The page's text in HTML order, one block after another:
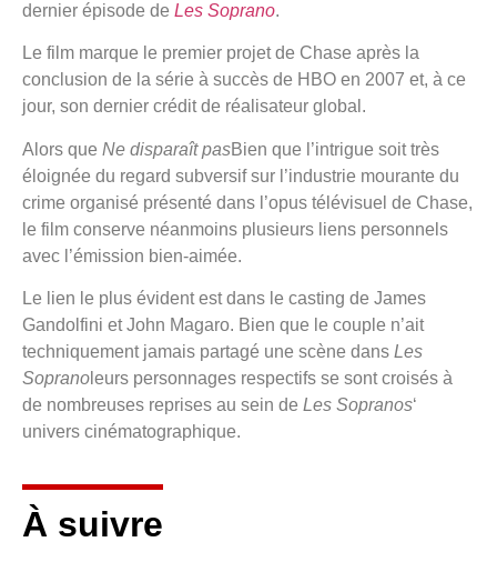
dernier épisode de Les Soprano.
Le film marque le premier projet de Chase après la
conclusion de la série à succès de HBO en 2007 et, à ce
jour, son dernier crédit de réalisateur global.
Alors que Ne disparaît pasBien que l’intrigue soit très
éloignée du regard subversif sur l’industrie mourante du
crime organisé présenté dans l’opus télévisuel de Chase,
le film conserve néanmoins plusieurs liens personnels
avec l’émission bien-aimée.
Le lien le plus évident est dans le casting de James
Gandolfini et John Magaro. Bien que le couple n’ait
techniquement jamais partagé une scène dans Les
Soprano leurs personnages respectifs se sont croisés à
de nombreuses reprises au sein de Les Sopranos‘
univers cinématographique.
À suivre